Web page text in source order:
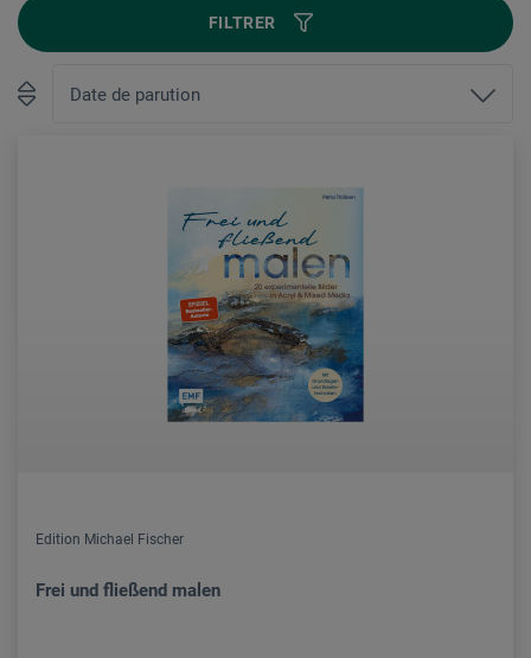
FILTRER
Edition Michael Fischer
Frei und fließend malen